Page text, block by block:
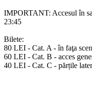
IMPORTANT: Accesul în
23:45
Bilete:
80 LEI - Cat. A - în faţa
60 LEI - Cat. B - acces
40 LEI - Cat. C - părțile